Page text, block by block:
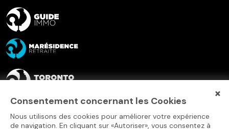
×
Consentement concernant les Cookies
Nous utilisons des cookies pour améliorer votre expérience
de navigation. En cliquant sur «Autoriser», vous consentez à